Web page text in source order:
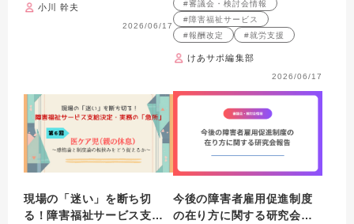
給決定の重み～
小川 幹夫
2026/06/17
#審議会・検討会情報
#障害福祉サービス
#報酬改定
#就労支援
けあサポ編集部
2026/06/17
現場の「迷い」を断ち切
る！障害福祉サービス支給
今後の障害者雇用促進制度
の在り方に関する研究会報